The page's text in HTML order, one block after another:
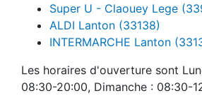
Super U - Claouey Lege
ALDI Lanton (33138)
INTERMARCHE Lanton
Les horaires d'ouverture sont
08:30-20:00, Dimanche : 08:30-